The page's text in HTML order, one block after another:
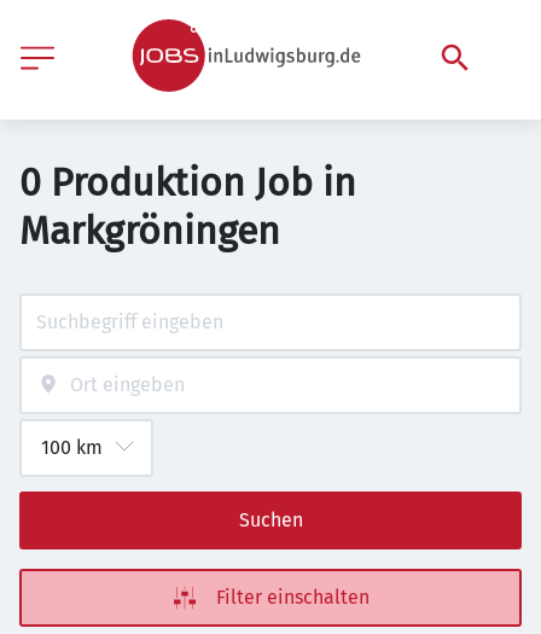
0 Produktion Job in
Markgröningen
Suchen
Filter einschalten